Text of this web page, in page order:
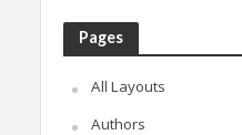
Pages
All Layouts
Authors